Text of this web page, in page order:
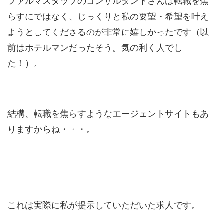
らすにではなく、じっくりと私の要望・希望を叶え
ようとしてくださるのが非常に嬉しかったです（以
前はホテルマンだったそう。気の利く人でし
た！）。
結構、転職を焦らすようなエージェントサイトもあ
りますからね・・・。
これは実際に私が提示していただいた求人です。